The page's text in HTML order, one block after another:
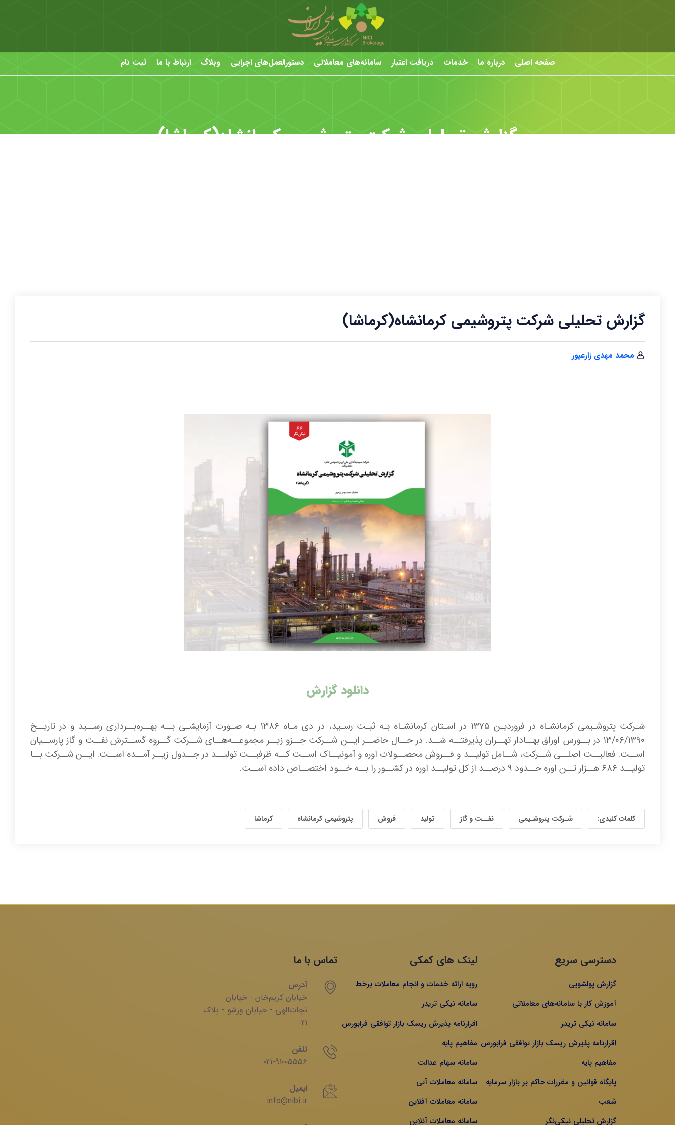
صفحه اصلی درباره ما خدمات دریافت اعتبار سامانه‌های معاملاتی دستورالعمل‌های اجرایی وبلاگ ارتباط با ما ثبت نام
گزارش تحلیلی شرکت پتروشیمی کرمانشاه(کرماشا)
گزارش تحلیلی شرکت پتروشیمی کرمانشاه(کرماشا)
محمد مهدی زارعپور
دانلود گزارش
شـرکت پتروشـیمی کرمانشـاه در فروردیـن ۱۳۷۵ در اسـتان کرمانشـاه بـه ثبـت رسـید، در دی مـاه ۱۳۸۶ بـه صـورت آزمایشـی بــه بهــره‌بــرداری رســید و در تاریــخ
۱۳/۰۶/۱۳۹۰ در بــورس اوراق بهــادار تهــران پذیرفتــه شــد. در حــال حاضــر ایــن شــرکت جــزو زیــر مجموعــه‌هــای شــرکت گــروه گســترش نفــت و گاز پارســیان
اســت. فعالیــت اصلــی شــرکت، شــامل تولیــد و فــروش محصــولات اوره و آمونیــاک اســت کــه ظرفیــت تولیــد در جــدول زیــر آمــده اســت. ایــن شــرکت بــا
تولیــد ۶۸۶ هــزار تــن اوره حــدود ۹ درصــد از کل تولیــد اوره در کشــور را بــه خــود اختصــاص داده اســت.
کلمات کلیدی: شـرکت پتروشـیمی نفــت و گاز تولید فروش پتروشیمی کرمانشاه کرماشا
دسترسی سریع
گزارش پولشویی
آموزش کار با سامانه‌های معاملاتی
سامانه نیکی تریدر
اقرارنامه پذیرش ریسک بازار توافقی فرابورس
مفاهیم پایه
پایگاه قوانین و مقررات حاکم بر بازار سرمایه
شعب
گزارش تحلیلی نیکی‌نگر
لینک های کمکی
رویه ارائه خدمات و انجام معاملات برخط
سامانه نیکی تریدر
اقرارنامه پذیرش ریسک بازار توافقی فرابورس
مفاهیم پایه
سامانه سهام عدالت
سامانه معاملات آتی
سامانه معاملات آفلاین
سامانه معاملات آنلاین
تماس با ما
آدرس
خیابان‌ کریم‌‌خان - خیابان
‌نجات‌الهی - خیابان ‌ورشو - پلاک
21
تلفن
021-91005556
ایمیل
info@nibi.ir